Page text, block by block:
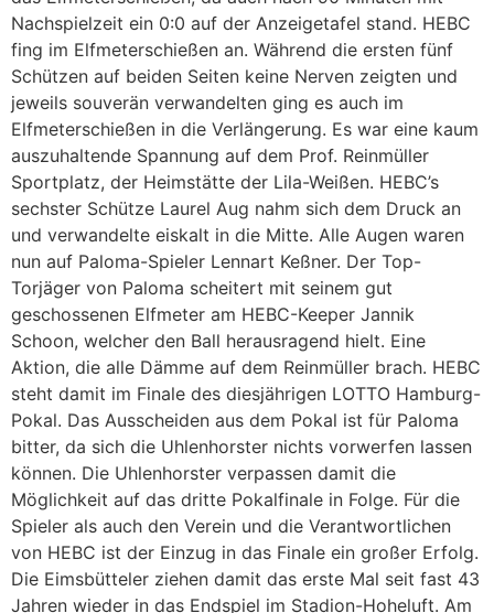
Nachspielzeit ein 0:0 auf der Anzeigetafel stand. HEBC
fing im Elfmeterschießen an. Während die ersten fünf
Schützen auf beiden Seiten keine Nerven zeigten und
jeweils souverän verwandelten ging es auch im
Elfmeterschießen in die Verlängerung. Es war eine kaum
auszuhaltende Spannung auf dem Prof. Reinmüller
Sportplatz, der Heimstätte der Lila-Weißen. HEBC’s
sechster Schütze Laurel Aug nahm sich dem Druck an
und verwandelte eiskalt in die Mitte. Alle Augen waren
nun auf Paloma-Spieler Lennart Keßner. Der Top-
Torjäger von Paloma scheitert mit seinem gut
geschossenen Elfmeter am HEBC-Keeper Jannik
Schoon, welcher den Ball herausragend hielt. Eine
Aktion, die alle Dämme auf dem Reinmüller brach. HEBC
steht damit im Finale des diesjährigen LOTTO Hamburg-
Pokal. Das Ausscheiden aus dem Pokal ist für Paloma
bitter, da sich die Uhlenhorster nichts vorwerfen lassen
können. Die Uhlenhorster verpassen damit die
Möglichkeit auf das dritte Pokalfinale in Folge. Für die
Spieler als auch den Verein und die Verantwortlichen
von HEBC ist der Einzug in das Finale ein großer Erfolg.
Die Eimsbütteler ziehen damit das erste Mal seit fast 43
Jahren wieder in das Endspiel im Stadion-Hoheluft. Am